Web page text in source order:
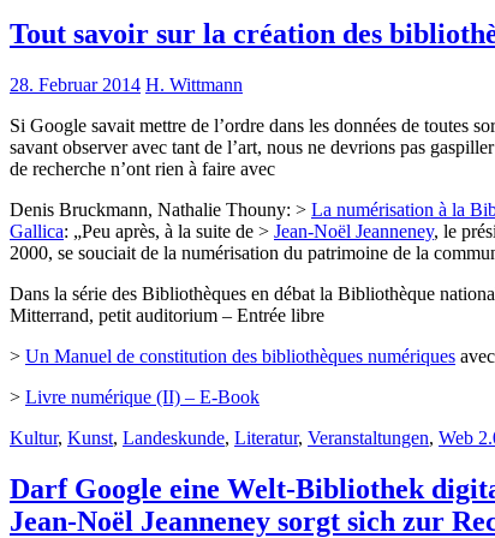
Tout savoir sur la création des
28. Februar 2014 H. Wittmann
Si Google savait mettre de l’ordre dans les données de toutes
savant observer avec tant de l’art, nous ne devrions pas
de recherche n’ont rien à faire avec
Denis Bruckmann, Nathalie Thouny: > La numérisation à la
Gallica: „Peu après, à la suite de > Jean-Noël Jeanneney, le
2000, se souciait de la numérisation du patrimoine de la
Dans la série des Bibliothèques en débat la Bibliothèque
Mitterrand, petit auditorium – Entrée libre
> Un Manuel de constitution des bibliothèques numériques
> Livre numérique (II) – E-Book
Kultur, Kunst, Landeskunde, Literatur, Veranstaltungen, Web
Darf Google eine Welt-Bibliothek
Jean-Noël Jeanneney sorgt sich zur